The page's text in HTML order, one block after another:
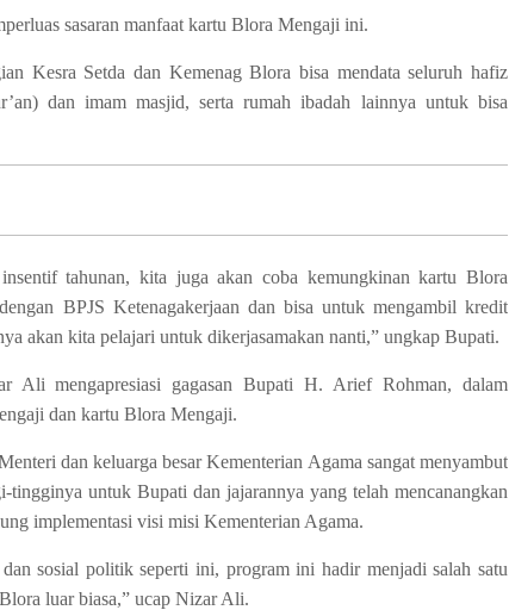
sasaran manfaat kartu Blora Mengaji ini.
Kesra Setda dan Kemenag Blora bisa mendata seluruh hafiz
dan imam masjid, serta rumah ibadah lainnya untuk bisa
tahunan, kita juga akan coba kemungkinan kartu Blora
BPJS Ketenagakerjaan dan bisa untuk mengambil kredit
akan kita pelajari untuk dikerjasamakan nanti,” ungkap Bupati.
Ali mengapresiasi gagasan Bupati H. Arief Rohman, dalam
dan kartu Blora Mengaji.
dan keluarga besar Kementerian Agama sangat menyambut
tingginya untuk Bupati dan jajarannya yang telah mencanangkan
implementasi visi misi Kementerian Agama.
sosial politik seperti ini, program ini hadir menjadi salah satu
luar biasa,” ucap Nizar Ali.